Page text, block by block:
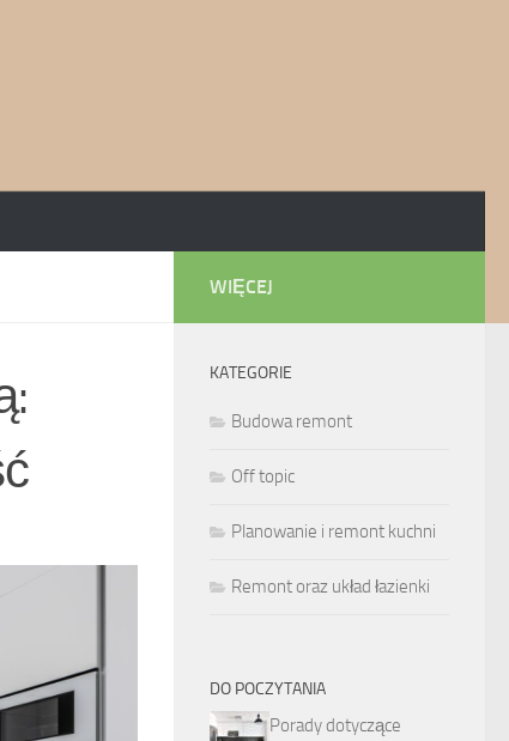
WIĘCEJ
KATEGORIE
Budowa remont
Off topic
Planowanie i remont kuchni
Remont oraz układ łazienki
DO POCZYTANIA
Porady dotyczące